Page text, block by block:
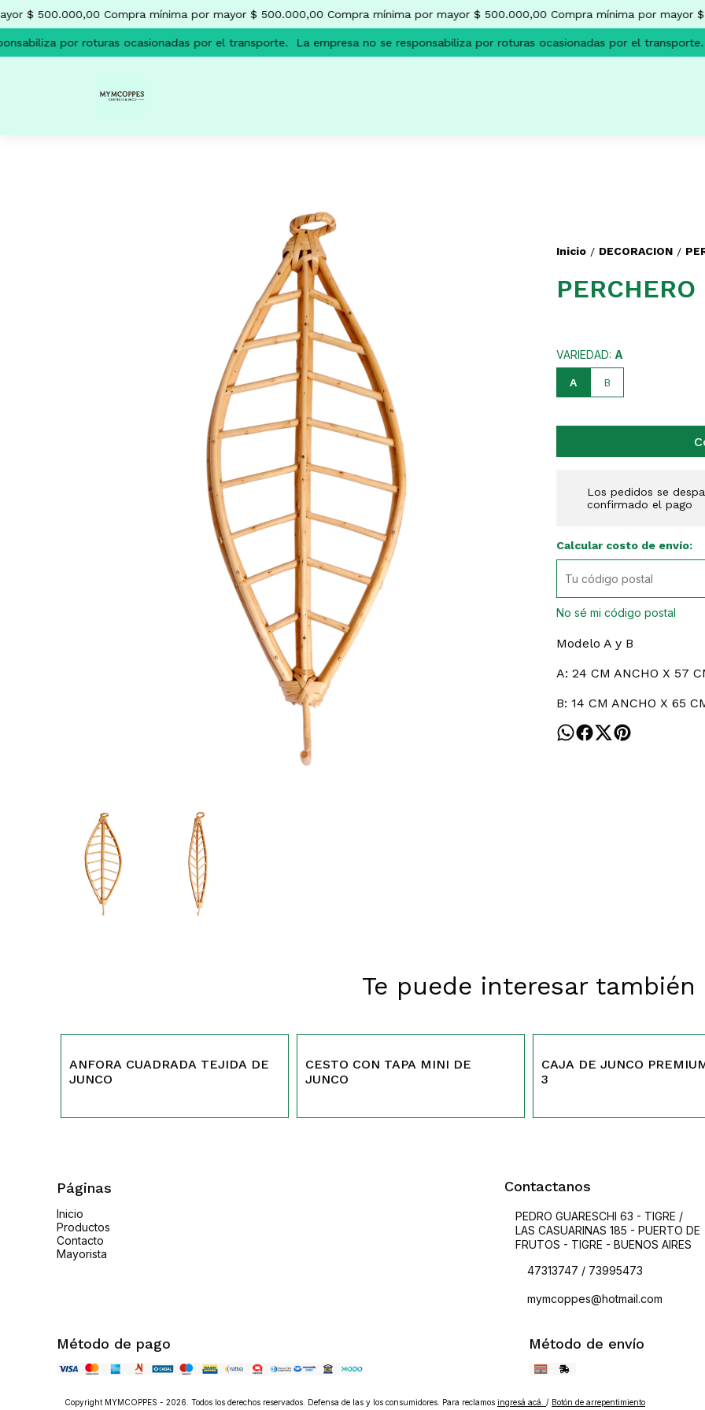
$ 500.000,00 Compra mínima por mayor $ 500.000,00 Compra mínima por mayor $ 500.000,00 Compra mínima por mayor $
por roturas ocasionadas por el transporte. La empresa no se responsabiliza por roturas ocasionadas por el transporte.
Inicio / DECORACION /
VARIEDAD: A
A B
Los pedidos se
confirmado el pago
Calcular costo de envío:
No sé mi código postal
Modelo A y B
A: 24 CM ANCHO X 57
B: 14 CM ANCHO X 65
Te puede interesar también
ANFORA CUADRADA TEJIDA DE
JUNCO
CESTO CON TAPA MINI DE
JUNCO
543
CAJA DE JUNCO
3
Páginas
Inicio
Productos
Contacto
Mayorista
Contactanos
PEDRO GUARESCHI 63 - TIGRE /
LAS CASUARINAS 185 - PUERTO DE
FRUTOS - TIGRE - BUENOS AIRES
47313747 / 73995473
mymcoppes@hotmail.com
Método de pago Método de envío
Copyright MYMCOPPES - 2026. Todos los derechos reservados. Defensa de las y los consumidores. Para reclamos ingresá acá. / Botón de arrepentimiento